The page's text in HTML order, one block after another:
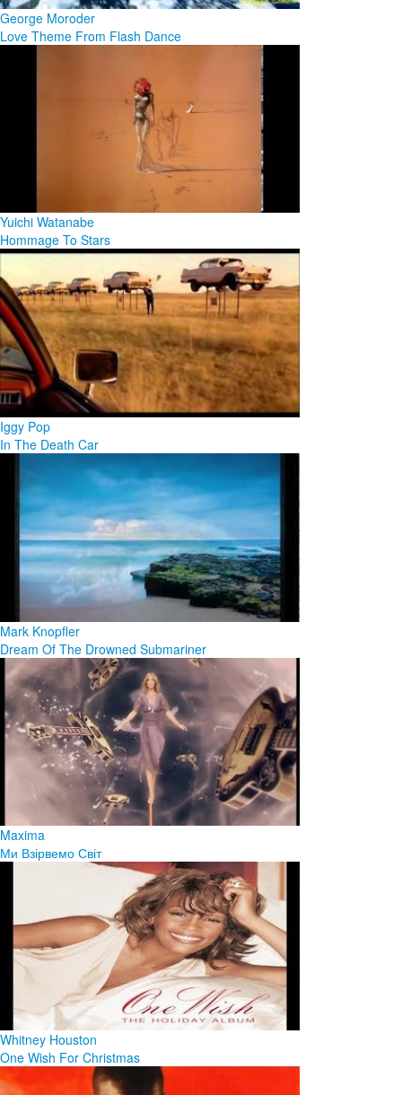
George Moroder
Love Theme From Flash Dance
Yuichi Watanabe
Hommage To Stars
Iggy Pop
In The Death Car
Mark Knopfler
Dream Of The Drowned Submariner
Maxima
Ми Взірвемо Світ
Whitney Houston
One Wish For Christmas